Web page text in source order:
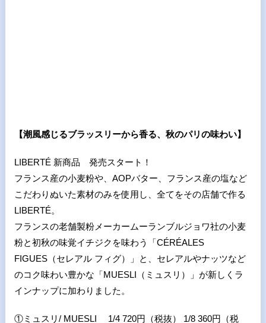
【潮風感じるブラッスリーから香る、秋のパリの味わい】
LIBERTÉ 新商品 発売スタート！
フランス産の小麦粉や、AOPバター、フランス産の塩など
こだわりぬいた素材のみを使用し、全てをその店舗で作る
LIBERTÉ。
フランスの老舗製粉メーカームーランブルジョワ社の小麦
粉と初秋の味覚イチジクを味わう「CÉRÉALES
FIGUES（セレアル フィグ）」と、セレアルやナッツなど
のコク味わい豊かな「MUESLI（ミュスリ）」が新しくラ
インナップに加わりました。
①ミュスリ/ MUESLI 1/4 720円（税抜） 1/8 360円（税